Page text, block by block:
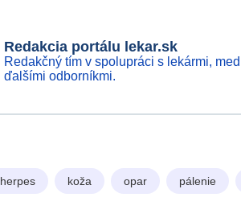
Redakcia portálu lekar.sk
Redakčný tím v spolupráci s lekármi,
ďalšími odborníkmi.
herpes koža opar pálenie